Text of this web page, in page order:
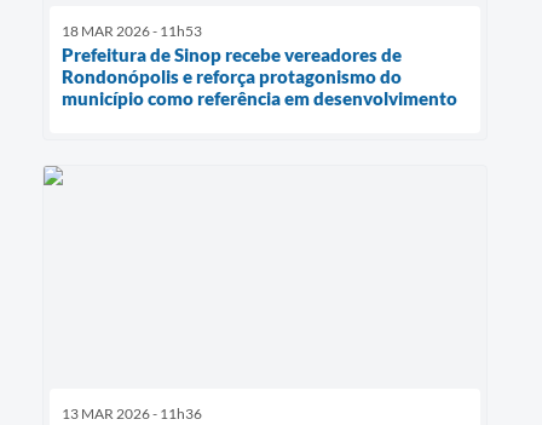
18 MAR 2026 - 11h53
Prefeitura de Sinop recebe vereadores de
Rondonópolis e reforça protagonismo do
município como referência em desenvolvimento
13 MAR 2026 - 11h36